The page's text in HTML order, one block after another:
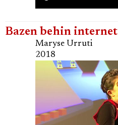
Bazen behin internet
Maryse Urruti
2018